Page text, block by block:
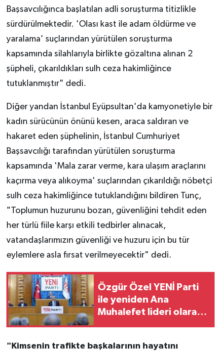
Başsavcılığınca başlatılan adli soruşturma titizlikle
sürdürülmektedir. 'Olası kast ile adam öldürme ve
yaralama' suçlarından yürütülen soruşturma
kapsamında silahlarıyla birlikte gözaltına alınan 2
şüpheli, çıkarıldıkları sulh ceza hakimliğince
tutuklanmıştır" dedi.
Diğer yandan İstanbul Eyüpsultan'da kamyonetiyle bir
kadın sürücünün önünü kesen, araca saldıran ve
hakaret eden şüphelinin, İstanbul Cumhuriyet
Başsavcılığı tarafından yürütülen soruşturma
kapsamında 'Mala zarar verme, kara ulaşım araçlarını
kaçırma veya alıkoyma' suçlarından çıkarıldığı nöbetçi
sulh ceza hakimliğince tutuklandığını bildiren Tunç,
"Toplumun huzurunu bozan, güvenliğini tehdit eden
her türlü fiile karşı etkili tedbirler alınacak,
vatandaşlarımızın güvenliği ve huzuru için bu tür
eylemlere asla fırsat verilmeyecektir" dedi.
Özgür Özel YENİ Parti
ile yeniden Ana
Muhalefet lideri olarak
"Kimsenin trafikte başkalarının hayatını